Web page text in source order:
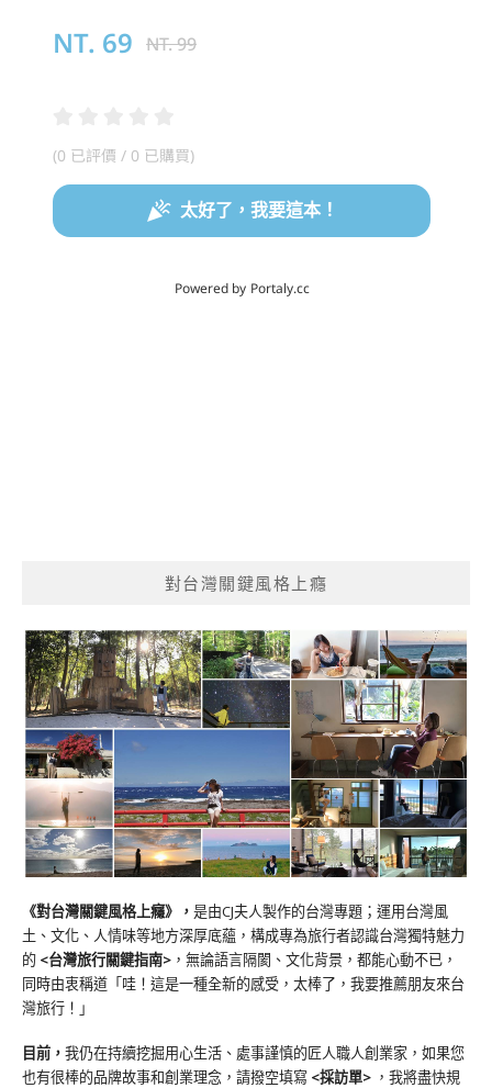
對台灣關鍵風格上癮
《對台灣關鍵風格上癮》 ， 是由CJ夫人製作的台灣專題；運用台灣風
土、文化、人情味等地方深厚底蘊，構成專為旅行者認識台灣獨特魅力
的 <台灣旅行關鍵指南> ，無論語言隔閡、文化背景，都能心動不已，
同時由衷稱道「哇！這是一種全新的感受，太棒了，我要推薦朋友來台
灣旅行！」
目前， 我仍在持續挖掘用心生活、處事謹慎的匠人職人創業家，如果您
也有很棒的品牌故事和創業理念，請撥空填寫 <採訪單> ，我將盡快規